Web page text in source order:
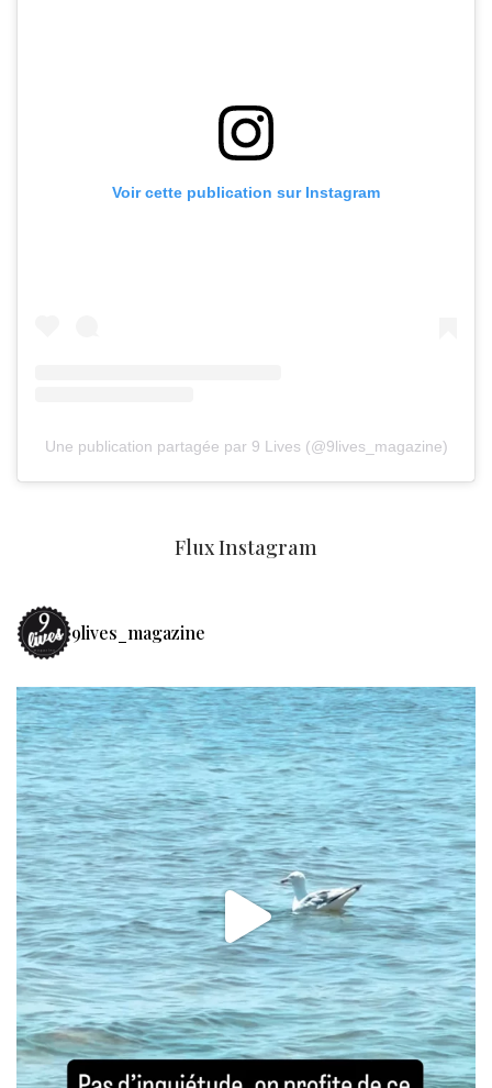
Voir cette publication sur Instagram
Une publication partagée par 9 Lives (@9lives_magazine)
Flux Instagram
9lives_magazine